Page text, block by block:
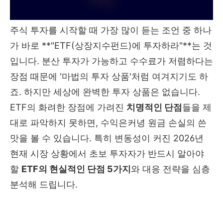
주식 투자를 시작할 때 가장 많이 듣는 조언 중 하나
가 바로 **"ETF(상장지수펀드)에 투자하라"**는 것
입니다. 분산 투자가 가능하고 수수료가 저렴하다는
장점 때문에 '마법의 투자 상품'처럼 여겨지기도 하
죠. 하지만 세상에 완벽한 투자 상품은 없습니다.
ETF의 화려한 장점에 가려진 치명적인 단점 들을 제
대로 파악하지 못하면, 수익은커녕 원금 손실의 쓴
맛을 볼 수 있습니다. 특히 변동성이 커진 2026년
현재 시장 상황에서 초보 투자자가 반드시 알아야
할 ETF의 현실적인 단점 5가지 와 대응 전략을 심층
분석해 드립니다.